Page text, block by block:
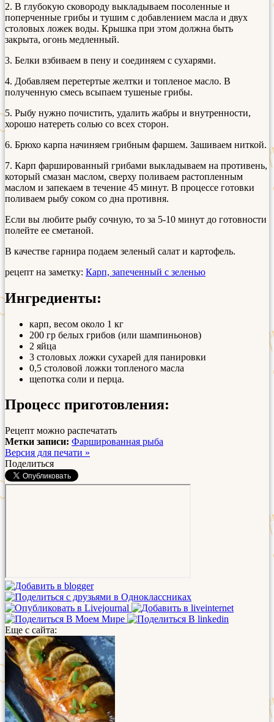
2. В глубокую сковороду выкладываем посоленные и
поперченные грибы и тушим с добавлением масла и двух
столовых ложек воды. Крышка при этом должна быть
закрыта, огонь медленный.
3. Белки взбиваем в пену и соединяем с сухарями.
4. Добавляем перетертые желтки и топленое масло. В
полученную смесь всыпаем тушеные грибы.
5. Рыбу нужно почистить, удалить жабры и внутренности,
хорошо натереть солью со всех сторон.
6. Брюхо карпа начиняем грибным фаршем. Зашиваем ниткой.
7. Карп фаршированный грибами выкладываем на противень,
который смазан маслом, сверху поливаем растопленным
маслом и запекаем в течение 45 минут. В процессе готовки
поливаем рыбу соком со дна противня.
Если вы любите рыбу сочную, то за 5-10 минут до готовности
полейте ее сметаной.
В качестве гарнира подаем зеленый салат и картофель.
рецепт на заметку: Карп, запеченный с зеленью
Ингредиенты:
карп, весом около 1 кг
200 гр белых грибов (или шампиньонов)
2 яйца
3 столовых ложки сухарей для панировки
0,5 столовой ложки топленого масла
щепотка соли и перца.
Процесс приготовления:
Рецепт можно распечатать
Метки записи: Фаршированная рыба
Версия для печати »
Поделиться
Еще с сайта: